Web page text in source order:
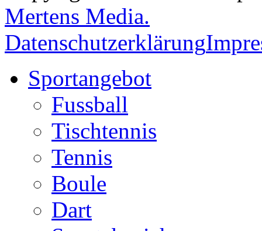
Mertens Media.
Datenschutzerklärung
Sportangebot
Fussball
Tischtennis
Tennis
Boule
Dart